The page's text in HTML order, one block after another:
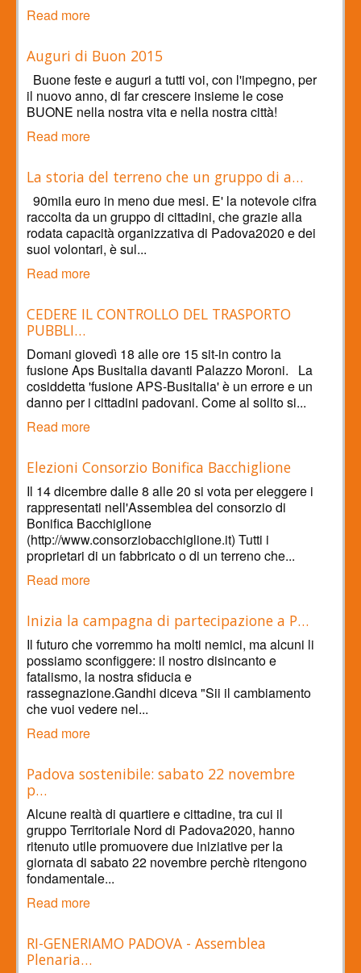
Read more
Auguri di Buon 2015
Buone feste e auguri a tutti voi, con l'impegno, per
il nuovo anno, di far crescere insieme le cose
BUONE nella nostra vita e nella nostra città!
Read more
La storia del terreno che un gruppo di a…
90mila euro in meno due mesi. E' la notevole cifra
raccolta da un gruppo di cittadini, che grazie alla
rodata capacità organizzativa di Padova2020 e dei
suoi volontari, è sul...
Read more
CEDERE IL CONTROLLO DEL TRASPORTO
PUBBLI…
Domani giovedì 18 alle ore 15 sit-in contro la
fusione Aps Busitalia davanti Palazzo Moroni. La
cosiddetta 'fusione APS-Busitalia' è un errore e un
danno per i cittadini padovani. Come al solito si...
Read more
Elezioni Consorzio Bonifica Bacchiglione
Il 14 dicembre dalle 8 alle 20 si vota per eleggere i
rappresentati nell'Assemblea del consorzio di
Bonifica Bacchiglione
(http://www.consorziobacchiglione.it) Tutti i
proprietari di un fabbricato o di un terreno che...
Read more
Inizia la campagna di partecipazione a P…
Il futuro che vorremmo ha molti nemici, ma alcuni li
possiamo sconfiggere: il nostro disincanto e
fatalismo, la nostra sfiducia e
rassegnazione.Gandhi diceva "Sii il cambiamento
che vuoi vedere nel...
Read more
Padova sostenibile: sabato 22 novembre
p…
Alcune realtà di quartiere e cittadine, tra cui il
gruppo Territoriale Nord di Padova2020, hanno
ritenuto utile promuovere due iniziative per la
giornata di sabato 22 novembre perchè ritengono
fondamentale...
Read more
RI-GENERIAMO PADOVA - Assemblea
Plenaria…